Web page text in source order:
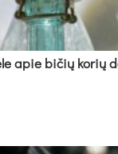
apie bi­čių ko­rių